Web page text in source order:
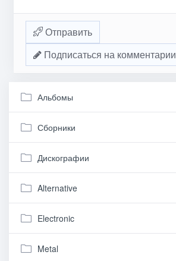
Отправить
Подписаться на комментарии
Альбомы
Сборники
Дискографии
Alternative
Electronic
Metal